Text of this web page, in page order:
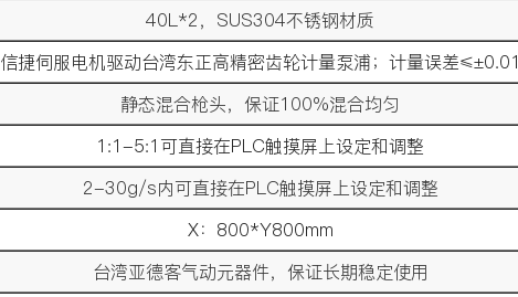
40L*2，SUS304不锈钢材质
信捷伺服电机驱动台湾东正高精密齿轮计量泵浦；计量误差≤±0.01
静态混合枪头，保证100%混合均匀
1:1-5:1可直接在PLC触摸屏上设定和调整
2-30g/s内可直接在PLC触摸屏上设定和调整
X：800*Y800mm
台湾亚德客气动元器件，保证长期稳定使用